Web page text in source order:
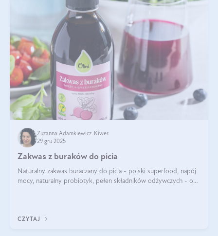
Zuzanna Adamkiewicz-Kiwer
29 gru 2025
Zakwas z buraków do picia
Naturalny zakwas buraczany do picia - polski superfood, napój
mocy, naturalny probiotyk, pełen składników odżywczych - o
CZYTAJ